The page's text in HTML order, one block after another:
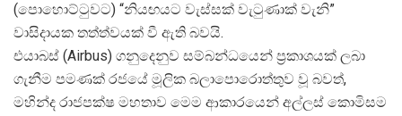
(පොහොට්ටුවට) “නියඟයට වැස්සක් වැටුණාක් වැනි”
වාසිදායක තත්ත්වයක් වී ඇති බවයි.
එයාබස් (Airbus) ගනුදෙනුව සම්බන්ධයෙන් ප්රකාශයක් ලබා
ගැනීම පමණක් රජයේ මූලික බලාපොරොත්තුව වූ බවත්,
මහින්ද රාජපක්ෂ මහතාව මෙම ආකාරයෙන් අල්ලස් කොමිසම